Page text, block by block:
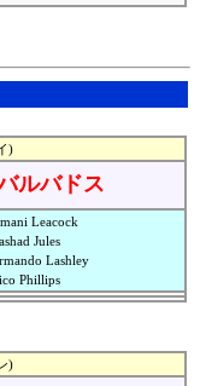
)
ルバドス
Leacock
Jules
Lashley
Phillips
)